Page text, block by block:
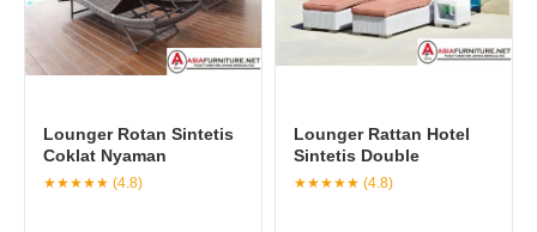
Lounger Rotan Sintetis
Coklat Nyaman
★★★★★ (4.8)
Lounger Rattan Hotel
Sintetis Double
★★★★★ (4.8)